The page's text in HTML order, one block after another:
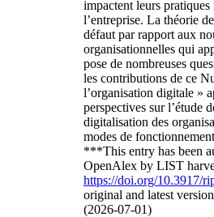
impactent leurs pratiques
l’entreprise. La théorie
défaut par rapport aux
organisationnelles qui
pose de nombreuses
les contributions de ce
l’organisation digitale »
perspectives sur l’étude
digitalisation des
modes de
***This entry has been
OpenAlex by LIST
https://doi.org/10.3917/
original and latest
(2026-07-01)